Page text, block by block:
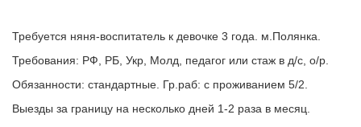
Требуется няня-воспитатель к девочке 3 года. м.Полянка.
Требования: РФ, РБ, Укр, Молд, педагог или стаж в д/с, о/р.
Обязанности: стандартные. Гр.раб: с проживанием 5/2.
Выезды за границу на несколько дней 1-2 раза в месяц.